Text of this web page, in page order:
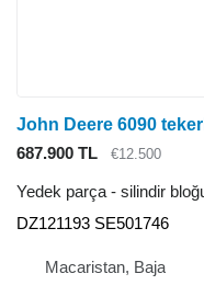
687.900 TL €12.500
Yedek parça - silindir
DZ121193 SE501746
Macaristan, Baja